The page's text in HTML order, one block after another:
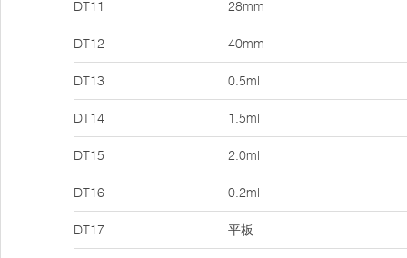
DT11 28mm
DT12 40mm
DT13 0.5ml
DT14 1.5ml
DT15 2.0ml
DT16 0.2ml
DT17 平板